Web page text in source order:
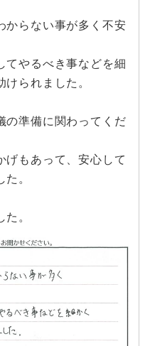
からない事が多く不安
てやるべき事などを細
られました。
の準備に関わってくだ
げもあって、安心して
。
。